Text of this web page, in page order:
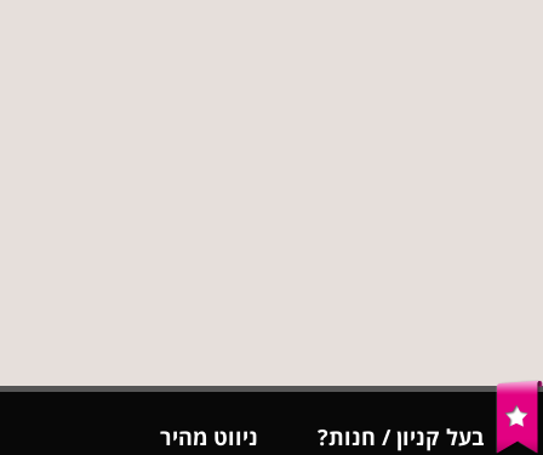
בעל קניון / חנות?
ניווט מהיר